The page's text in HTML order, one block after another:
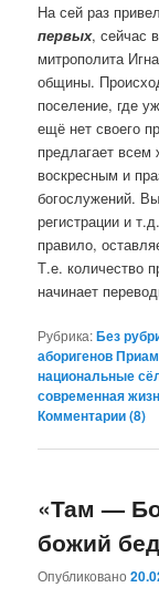
На сей раз
первых, сейчас
митрополита
общины.
поселение, где
ещё нет своего
предлагает
воскресным и
богослужений.
регистрации и
правило,
Т.е. количество
начинает
Рубрика:Без
аборигенов
национальные
современная
Комментарии (8)
«Там —
божий
Опубликовано